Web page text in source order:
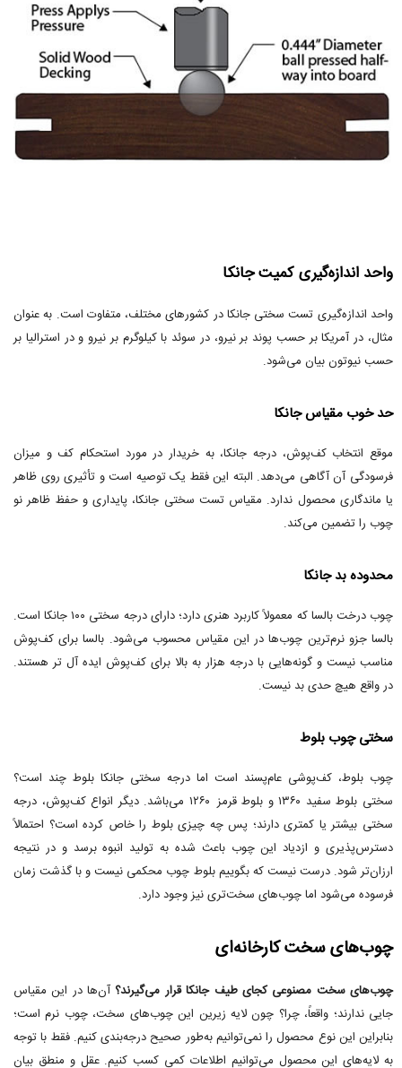
واحد اندازه‌گیری کمیت جانکا
واحد اندازه‌گیری تست سختی جانکا در کشورهای مختلف، متفاوت است. به عنوان
مثال، در آمریکا بر حسب پوند بر نیرو، در سوئد با کیلوگرم بر نیرو و در استرالیا بر
حسب نیوتون بیان می‌شود.
حد خوب مقیاس جانکا
موقع انتخاب کف‌پوش، درجه جانکا، به خریدار در مورد استحکام کف و میزان
فرسودگی آن آگاهی می‌دهد. البته این فقط یک توصیه است و تأثیری روی ظاهر
یا ماندگاری محصول ندارد. مقیاس تست سختی جانکا، پایداری و حفظ ظاهر نو
چوب را تضمین می‌کند.
محدوده بد جانکا
چوب درخت بالسا که معمولاً کاربرد هنری دارد؛ دارای درجه سختی ۱۰۰ جانکا است.
بالسا جزو نرم‌ترین چوب‌ها در این مقیاس محسوب می‌شود. بالسا برای کف‌پوش
مناسب نیست و گونه‌هایی با درجه هزار به بالا برای کف‌پوش ایده آل تر هستند.
در واقع هیچ حدی بد نیست.
سختی چوب بلوط
چوب بلوط، کف‌پوشی عام‌پسند است اما درجه سختی جانکا بلوط چند است؟
سختی بلوط سفید ۱۳۶۰ و بلوط قرمز ۱۲۶۰ می‌باشد. دیگر انواع کف‌پوش، درجه
سختی بیشتر یا کمتری دارند؛ پس چه چیزی بلوط را خاص کرده است؟ احتمالاً
دسترس‌پذیری و ازدیاد این چوب باعث شده به تولید انبوه برسد و در نتیجه
ارزان‌تر شود. درست نیست که بگوییم بلوط چوب محکمی نیست و با گذشت زمان
فرسوده می‌شود اما چوب‌های سخت‌تری نیز وجود دارد.
چوب‌های سخت کارخانه‌ای
چوب‌های سخت مصنوعی کجای طیف جانکا قرار می‌گیرند؟ آن‌ها در این مقیاس
جایی ندارند؛ واقعاً، چرا؟ چون لایه زیرین این چوب‌های سخت، چوب نرم است؛
بنابراین این نوع محصول را نمی‌توانیم به‌طور صحیح درجه‌بندی کنیم. فقط با توجه
به لایه‌های این محصول می‌توانیم اطلاعات کمی کسب کنیم. عقل و منطق بیان